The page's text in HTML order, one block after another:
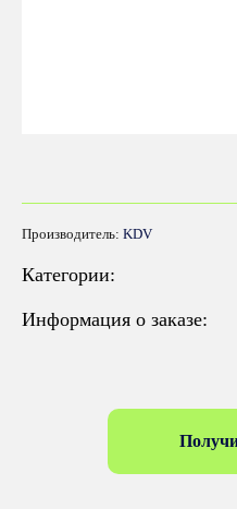
Производитель:KDV
Категории:
Информация о заказе: